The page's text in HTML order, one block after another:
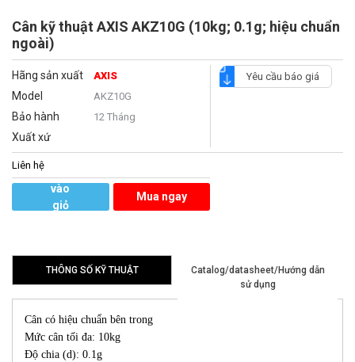
Cân kỹ thuật AXIS AKZ10G (10kg; 0.1g; hiệu chuẩn
ngoài)
Hãng sản xuất AXIS
Model AKZ10G
Bảo hành 12 Tháng
Xuất xứ
Yêu cầu báo giá
Liên hệ
vào
giỏ
Mua ngay
THÔNG SỐ KỸ THUẬT
Catalog/datasheet/Hướng dẫn
sử dụng
Cân có hiệu chuẩn bên trong
Mức cân tối đa: 10kg
Độ chia (d): 0.1g